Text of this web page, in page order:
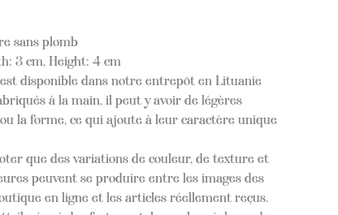
sans plomb
3 cm, Height: 4 cm
disponible dans notre entrepôt en Lituanie
à la main, il peut y avoir de légères
la forme, ce qui ajoute à leur caractère unique
que des variations de couleur, de texture et
peuvent se produire entre les images des
en ligne et les articles réellement reçus.